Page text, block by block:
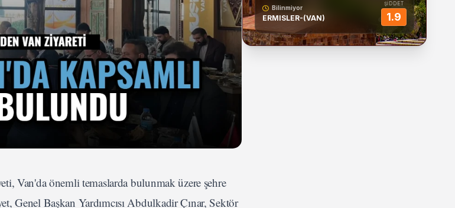
Van'da önemli temaslarda bulunmak üzere şehre
Genel Başkan Yardımcısı Abdulkadir Çınar, Sektör
Bilinmiyor
ERMISLER-(VAN)
ŞİDDET
1.9